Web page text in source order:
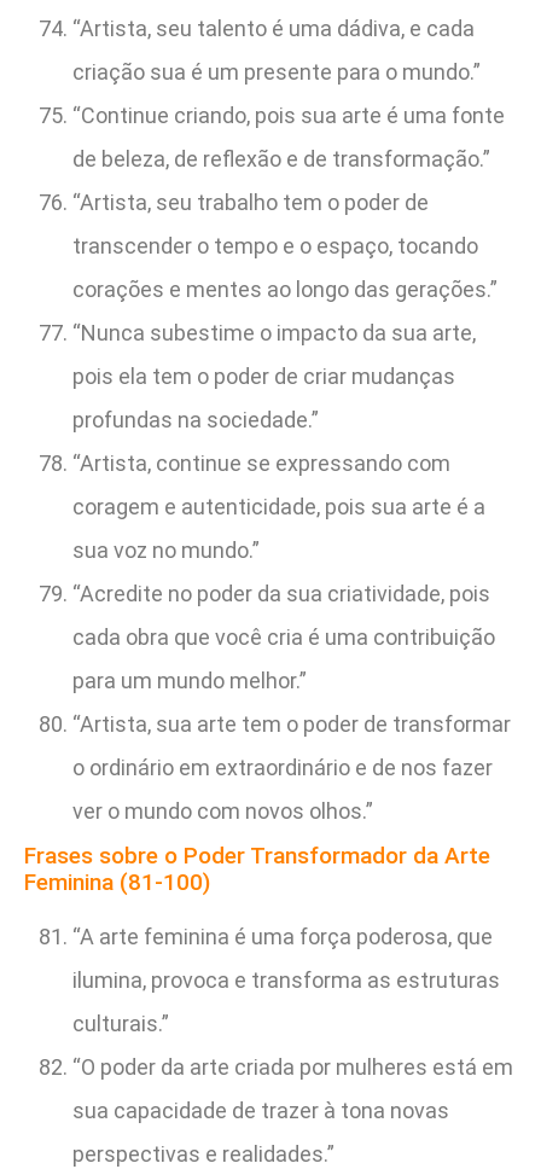
“Artista, seu talento é uma dádiva, e cada
criação sua é um presente para o mundo.”
“Continue criando, pois sua arte é uma fonte
de beleza, de reflexão e de transformação.”
“Artista, seu trabalho tem o poder de
transcender o tempo e o espaço, tocando
corações e mentes ao longo das gerações.”
“Nunca subestime o impacto da sua arte,
pois ela tem o poder de criar mudanças
profundas na sociedade.”
“Artista, continue se expressando com
coragem e autenticidade, pois sua arte é a
sua voz no mundo.”
“Acredite no poder da sua criatividade, pois
cada obra que você cria é uma contribuição
para um mundo melhor.”
“Artista, sua arte tem o poder de transformar
o ordinário em extraordinário e de nos fazer
ver o mundo com novos olhos.”
Frases sobre o Poder Transformador da Arte
Feminina (81-100)
“A arte feminina é uma força poderosa, que
ilumina, provoca e transforma as estruturas
culturais.”
“O poder da arte criada por mulheres está em
sua capacidade de trazer à tona novas
perspectivas e realidades.”